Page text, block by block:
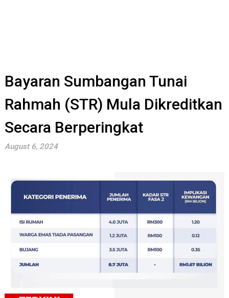
Bayaran Sumbangan Tunai
Rahmah (STR) Mula Dikreditkan
Secara Berperingkat
August 6, 2024